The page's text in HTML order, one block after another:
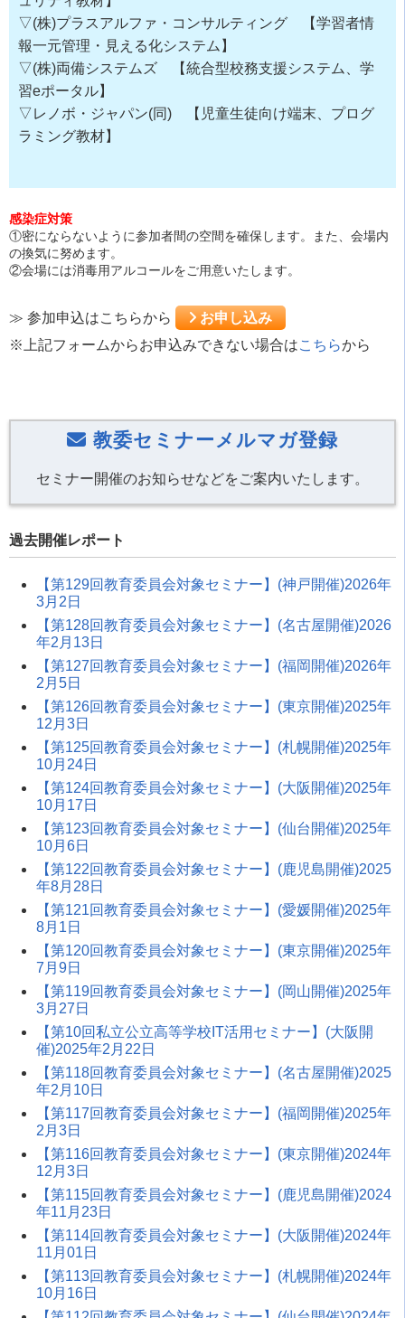
▽(株)プラスアルファ・コンサルティング 【学習者情
報一元管理・見える化システム】
▽(株)両備システムズ 【統合型校務支援システム、学
習eポータル】
▽レノボ・ジャパン(同) 【児童生徒向け端末、プログ
ラミング教材】
感染症対策
①密にならないように参加者間の空間を確保します。また、会場内
の換気に努めます。
②会場には消毒用アルコールをご用意いたします。
≫ 参加申込はこちらから
お申し込み
※上記フォームからお申込みできない場合はこちらから
教委セミナーメルマガ登録
セミナー開催のお知らせなどをご案内いたします。
過去開催レポート
【第129回教育委員会対象セミナー】(神戸開催)2026年
3月2日
【第128回教育委員会対象セミナー】(名古屋開催)2026
年2月13日
【第127回教育委員会対象セミナー】(福岡開催)2026年
2月5日
【第126回教育委員会対象セミナー】(東京開催)2025年
12月3日
【第125回教育委員会対象セミナー】(札幌開催)2025年
10月24日
【第124回教育委員会対象セミナー】(大阪開催)2025年
10月17日
【第123回教育委員会対象セミナー】(仙台開催)2025年
10月6日
【第122回教育委員会対象セミナー】(鹿児島開催)2025
年8月28日
【第121回教育委員会対象セミナー】(愛媛開催)2025年
8月1日
【第120回教育委員会対象セミナー】(東京開催)2025年
7月9日
【第119回教育委員会対象セミナー】(岡山開催)2025年
3月27日
【第10回私立公立高等学校IT活用セミナー】(大阪開
催)2025年2月22日
【第118回教育委員会対象セミナー】(名古屋開催)2025
年2月10日
【第117回教育委員会対象セミナー】(福岡開催)2025年
2月3日
【第116回教育委員会対象セミナー】(東京開催)2024年
12月3日
【第115回教育委員会対象セミナー】(鹿児島開催)2024
年11月23日
【第114回教育委員会対象セミナー】(大阪開催)2024年
11月01日
【第113回教育委員会対象セミナー】(札幌開催)2024年
10月16日